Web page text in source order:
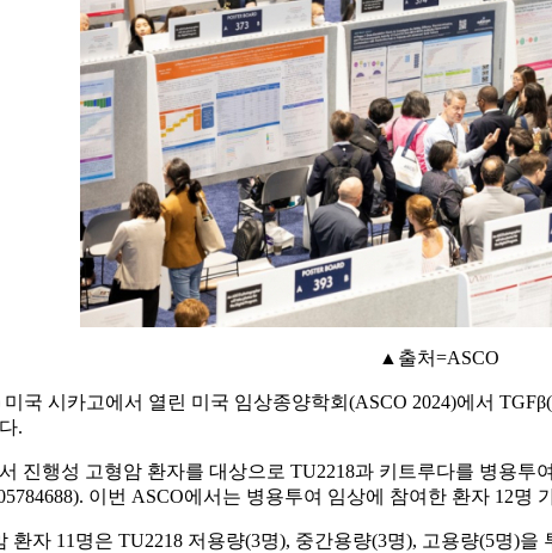
▲출처=ASCO
국 시카고에서 열린 미국 임상종양학회(ASCO 2024)에서
.
진행성 고형암 환자를 대상으로 TU2218과 키트루다를 병용투
이번 ASCO에서는 병용투여 임상에 참여한 환자 12명
환자 11명은 TU2218 저용량(3명), 중간용량(3명), 고용량(5명)